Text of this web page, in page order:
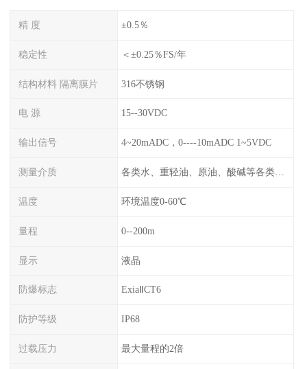
精 度 ±0.5％
稳定性 ＜±0.25％FS/年
结构材料 隔离膜片 316不锈钢
电 源 15--30VDC
输出信号 4~20mADC，0----10mADC 1~5VDC
测量介质 各类水、重轻油、原油、酸碱等各类腐蚀液
温度 环境温度0-60℃
量程 0--200m
显示 液晶
防爆标志 ExiaⅡCT6
防护等级 IP68
过载压力 最大量程的2倍